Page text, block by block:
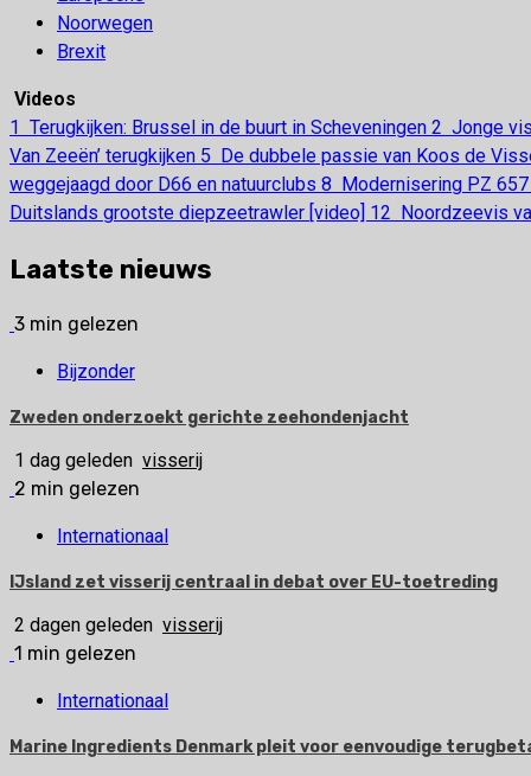
Noorwegen
Brexit
Videos
1 Terugkijken: Brussel in de buurt in Scheveningen 2 Jonge
Van Zeeën’ terugkijken 5 De dubbele passie van Koos de
weggejaagd door D66 en natuurclubs 8 Modernisering PZ 657
Duitslands grootste diepzeetrawler [video] 12 Noordzeevis
Laatste nieuws
3 min gelezen
Bijzonder
Zweden onderzoekt gerichte zeehondenjacht
1 dag geleden visserij
2 min gelezen
Internationaal
IJsland zet visserij centraal in debat over EU-toetreding
2 dagen geleden visserij
1 min gelezen
Internationaal
Marine Ingredients Denmark pleit voor eenvoudige